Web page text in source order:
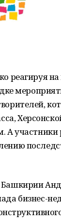
реагируя
А участники
бизнес-